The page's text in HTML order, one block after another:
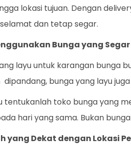
lokasi tujuan. Dengan
dan tetap segar.
Bunga yang Segar
layu untuk karangan bunga
bunga yang layu
tentukanlah toko bunga yang
hari yang sama. Bukan
yang Dekat dengan Lokasi